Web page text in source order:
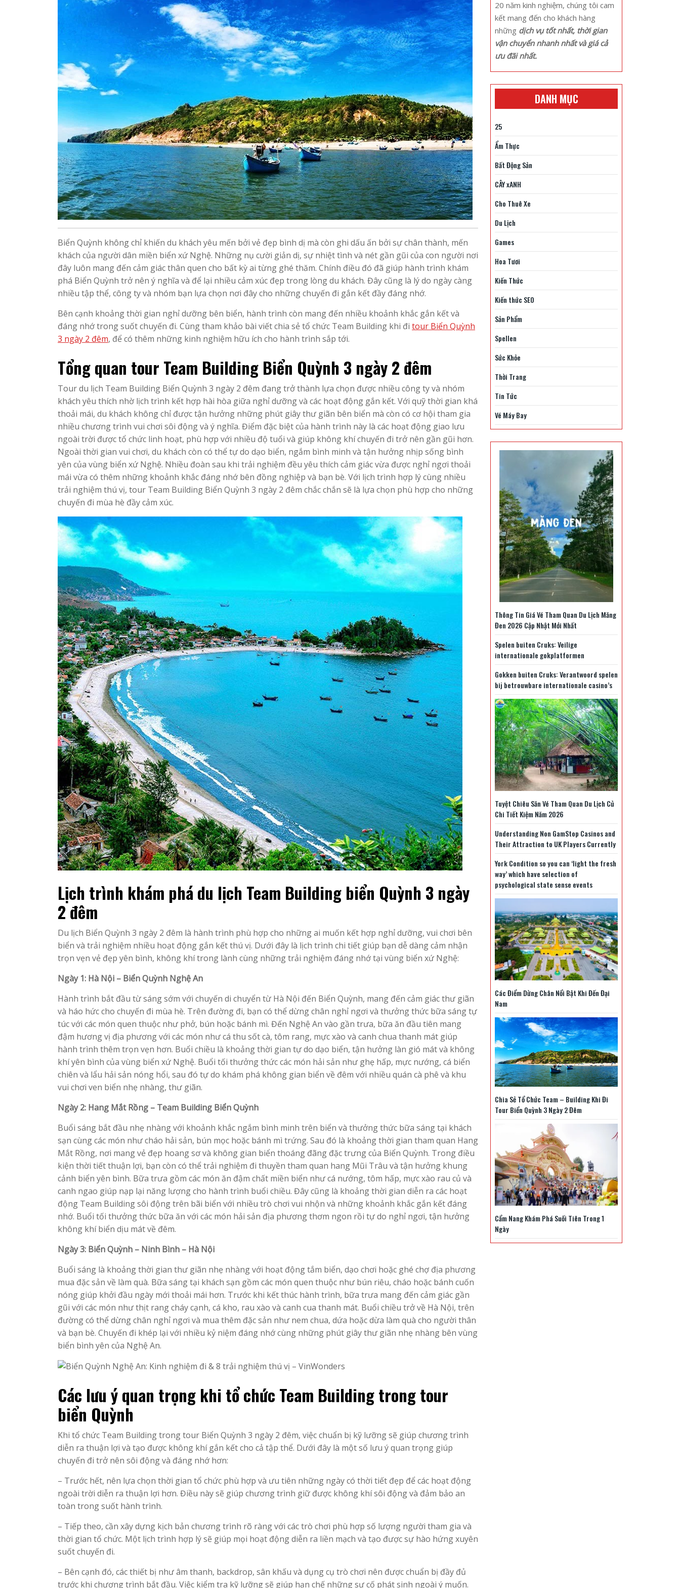
Biển Quỳnh không chỉ khiến du khách yêu mến bởi vẻ đẹp bình dị mà còn ghi dấu ấn bởi sự chân thành, mến
khách của người dân miền biển xứ Nghệ. Những nụ cười giản dị, sự nhiệt tình và nét gần gũi của con người nơi
đây luôn mang đến cảm giác thân quen cho bất kỳ ai từng ghé thăm. Chính điều đó đã giúp hành trình khám
phá Biển Quỳnh trở nên ý nghĩa và để lại nhiều cảm xúc đẹp trong lòng du khách. Đây cũng là lý do ngày càng
nhiều tập thể, công ty và nhóm bạn lựa chọn nơi đây cho những chuyến đi gắn kết đầy đáng nhớ.
Bên cạnh khoảng thời gian nghỉ dưỡng bên biển, hành trình còn mang đến nhiều khoảnh khắc gắn kết và
đáng nhớ trong suốt chuyến đi. Cùng tham khảo bài viết chia sẻ tổ chức Team Building khi đi tour Biển Quỳnh
3 ngày 2 đêm, để có thêm những kinh nghiệm hữu ích cho hành trình sắp tới.
Tổng quan tour Team Building Biển Quỳnh 3 ngày 2 đêm
Tour du lịch Team Building Biển Quỳnh 3 ngày 2 đêm đang trở thành lựa chọn được nhiều công ty và nhóm
khách yêu thích nhờ lịch trình kết hợp hài hòa giữa nghỉ dưỡng và các hoạt động gắn kết. Với quỹ thời gian khá
thoải mái, du khách không chỉ được tận hưởng những phút giây thư giãn bên biển mà còn có cơ hội tham gia
nhiều chương trình vui chơi sôi động và ý nghĩa. Điểm đặc biệt của hành trình này là các hoạt động giao lưu
ngoài trời được tổ chức linh hoạt, phù hợp với nhiều độ tuổi và giúp không khí chuyến đi trở nên gần gũi hơn.
Ngoài thời gian vui chơi, du khách còn có thể tự do dạo biển, ngắm bình minh và tận hưởng nhịp sống bình
yên của vùng biển xứ Nghệ. Nhiều đoàn sau khi trải nghiệm đều yêu thích cảm giác vừa được nghỉ ngơi thoải
mái vừa có thêm những khoảnh khắc đáng nhớ bên đồng nghiệp và bạn bè. Với lịch trình hợp lý cùng nhiều
trải nghiệm thú vị, tour Team Building Biển Quỳnh 3 ngày 2 đêm chắc chắn sẽ là lựa chọn phù hợp cho những
chuyến đi mùa hè đầy cảm xúc.
Lịch trình khám phá du lịch Team Building biển Quỳnh 3 ngày
2 đêm
Du lịch Biển Quỳnh 3 ngày 2 đêm là hành trình phù hợp cho những ai muốn kết hợp nghỉ dưỡng, vui chơi bên
biển và trải nghiệm nhiều hoạt động gắn kết thú vị. Dưới đây là lịch trình chi tiết giúp bạn dễ dàng cảm nhận
trọn vẹn vẻ đẹp yên bình, không khí trong lành cùng những trải nghiệm đáng nhớ tại vùng biển xứ Nghệ:
Ngày 1: Hà Nội – Biển Quỳnh Nghệ An
Hành trình bắt đầu từ sáng sớm với chuyến di chuyển từ Hà Nội đến Biển Quỳnh, mang đến cảm giác thư giãn
và háo hức cho chuyến đi mùa hè. Trên đường đi, bạn có thể dừng chân nghỉ ngơi và thưởng thức bữa sáng tự
túc với các món quen thuộc như phở, bún hoặc bánh mì. Đến Nghệ An vào gần trưa, bữa ăn đầu tiên mang
đậm hương vị địa phương với các món như cá thu sốt cà, tôm rang, mực xào và canh chua thanh mát giúp
hành trình thêm trọn vẹn hơn. Buổi chiều là khoảng thời gian tự do dạo biển, tận hưởng làn gió mát và không
khí yên bình của vùng biển xứ Nghệ. Buổi tối thưởng thức các món hải sản như ghẹ hấp, mực nướng, cá biển
chiên và lẩu hải sản nóng hổi, sau đó tự do khám phá không gian biển về đêm với nhiều quán cà phê và khu
vui chơi ven biển nhẹ nhàng, thư giãn.
Ngày 2: Hang Mắt Rồng – Team Building Biển Quỳnh
Buổi sáng bắt đầu nhẹ nhàng với khoảnh khắc ngắm bình minh trên biển và thưởng thức bữa sáng tại khách
sạn cùng các món như cháo hải sản, bún mọc hoặc bánh mì trứng. Sau đó là khoảng thời gian tham quan Hang
Mắt Rồng, nơi mang vẻ đẹp hoang sơ và không gian biển thoáng đãng đặc trưng của Biển Quỳnh. Trong điều
kiện thời tiết thuận lợi, bạn còn có thể trải nghiệm đi thuyền tham quan hang Mũi Trâu và tận hưởng khung
cảnh biển yên bình. Bữa trưa gồm các món ăn đậm chất miền biển như cá nướng, tôm hấp, mực xào rau củ và
canh ngao giúp nạp lại năng lượng cho hành trình buổi chiều. Đây cũng là khoảng thời gian diễn ra các hoạt
động Team Building sôi động trên bãi biển với nhiều trò chơi vui nhộn và những khoảnh khắc gắn kết đáng
nhớ. Buổi tối thưởng thức bữa ăn với các món hải sản địa phương thơm ngon rồi tự do nghỉ ngơi, tận hưởng
không khí biển dịu mát về đêm.
Ngày 3: Biển Quỳnh – Ninh Bình – Hà Nội
Buổi sáng là khoảng thời gian thư giãn nhẹ nhàng với hoạt động tắm biển, dạo chơi hoặc ghé chợ địa phương
mua đặc sản về làm quà. Bữa sáng tại khách sạn gồm các món quen thuộc như bún riêu, cháo hoặc bánh cuốn
nóng giúp khởi đầu ngày mới thoải mái hơn. Trước khi kết thúc hành trình, bữa trưa mang đến cảm giác gần
gũi với các món như thịt rang cháy cạnh, cá kho, rau xào và canh cua thanh mát. Buổi chiều trở về Hà Nội, trên
đường có thể dừng chân nghỉ ngơi và mua thêm đặc sản như nem chua, dứa hoặc dừa làm quà cho người thân
và bạn bè. Chuyến đi khép lại với nhiều kỷ niệm đáng nhớ cùng những phút giây thư giãn nhẹ nhàng bên vùng
biển bình yên của Nghệ An.
Các lưu ý quan trọng khi tổ chức Team Building trong tour
biển Quỳnh
Khi tổ chức Team Building trong tour Biển Quỳnh 3 ngày 2 đêm, việc chuẩn bị kỹ lưỡng sẽ giúp chương trình
diễn ra thuận lợi và tạo được không khí gắn kết cho cả tập thể. Dưới đây là một số lưu ý quan trọng giúp
chuyến đi trở nên sôi động và đáng nhớ hơn:
– Trước hết, nên lựa chọn thời gian tổ chức phù hợp và ưu tiên những ngày có thời tiết đẹp để các hoạt động
ngoài trời diễn ra thuận lợi hơn. Điều này sẽ giúp chương trình giữ được không khí sôi động và đảm bảo an
toàn trong suốt hành trình.
– Tiếp theo, cần xây dựng kịch bản chương trình rõ ràng với các trò chơi phù hợp số lượng người tham gia và
thời gian tổ chức. Một lịch trình hợp lý sẽ giúp mọi hoạt động diễn ra liền mạch và tạo được sự hào hứng xuyên
suốt chuyến đi.
– Bên cạnh đó, các thiết bị như âm thanh, backdrop, sân khấu và dụng cụ trò chơi nên được chuẩn bị đầy đủ
trước khi chương trình bắt đầu. Việc kiểm tra kỹ lưỡng sẽ giúp hạn chế những sự cố phát sinh ngoài ý muốn.
20 năm kinh nghiệm, chúng tôi cam
kết mang đến cho khách hàng
những dịch vụ tốt nhất, thời gian
vận chuyển nhanh nhất và giá cả
ưu đãi nhất.
DANH MỤC
25
Ẩm Thực
Bất Động Sản
CÂY xANH
Cho Thuê Xe
Du Lịch
Games
Hoa Tươi
Kiến Thức
Kiến thức SEO
Sản Phẩm
Spellen
Sức Khỏe
Thời Trang
Tin Tức
Vé Máy Bay
Thông Tin Giá Vé Tham Quan Du Lịch Măng
Đen 2026 Cập Nhật Mới Nhất
Spelen buiten Cruks: Veilige
internationale gokplatformen
Gokken buiten Cruks: Verantwoord spelen
bij betrouwbare internationale casino’s
Tuyệt Chiêu Săn Vé Tham Quan Du Lịch Củ
Chi Tiết Kiệm Năm 2026
Understanding Non GamStop Casinos and
Their Attraction to UK Players Currently
York Condition so you can ‘light the fresh
way’ which have selection of
psychological state sense events
Các Điểm Dừng Chân Nổi Bật Khi Đến Đại
Nam
Chia Sẻ Tổ Chức Team – Building Khi Đi
Tour Biển Quỳnh 3 Ngày 2 Đêm
Cẩm Nang Khám Phá Suối Tiên Trong 1
Ngày